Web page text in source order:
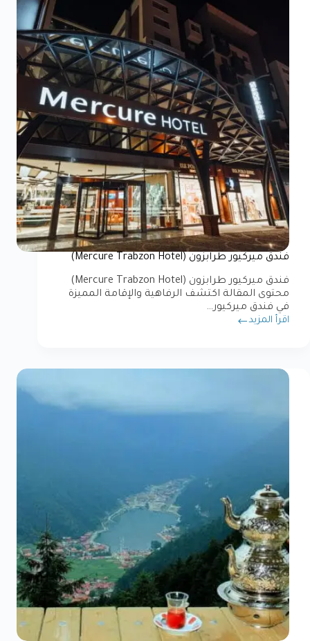
فندق ميركيور طرابزون (Mercure Trabzon Hotel)
فندق ميركيور طرابزون (Mercure Trabzon Hotel)
محتوى المقالة اكتشف الرفاهية والإقامة المميزة
في فندق ميركيور…
اقرأ المزيد